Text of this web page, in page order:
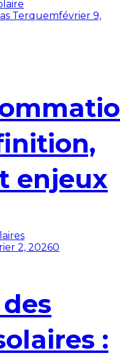
Terquemfévrier 9,
enjeux
2, 20260
: